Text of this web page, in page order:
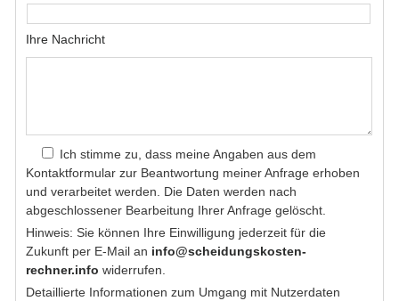
Ihre Nachricht
Ich stimme zu, dass meine Angaben aus dem
Kontaktformular zur Beantwortung meiner Anfrage erhoben
und verarbeitet werden. Die Daten werden nach
abgeschlossener Bearbeitung Ihrer Anfrage gelöscht.
Hinweis: Sie können Ihre Einwilligung jederzeit für die
Zukunft per E-Mail an info@scheidungskosten-
rechner.info widerrufen.
Detaillierte Informationen zum Umgang mit Nutzerdaten